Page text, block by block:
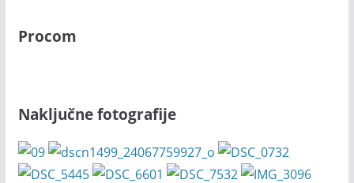
Procom
Naključne fotografije